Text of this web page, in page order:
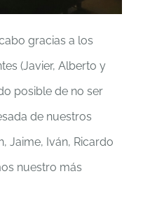
gracias a los
(Javier, Alberto y
posible de no ser
de nuestros
Jaime, Iván, Ricardo
nuestro más